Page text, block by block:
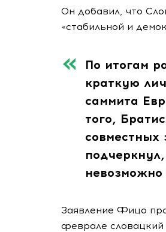
Он добавил, что
«стабильной и
По итогам
краткую
саммита
того,
невозможно
Заявление Фицо
феврале словацкий